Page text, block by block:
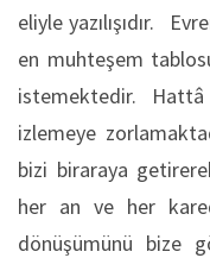
eliyle yazılışıdır.
en muhteşem
istemektedir.
izlemeye
bizi biraraya
her an ve her
dönüşümünü bize